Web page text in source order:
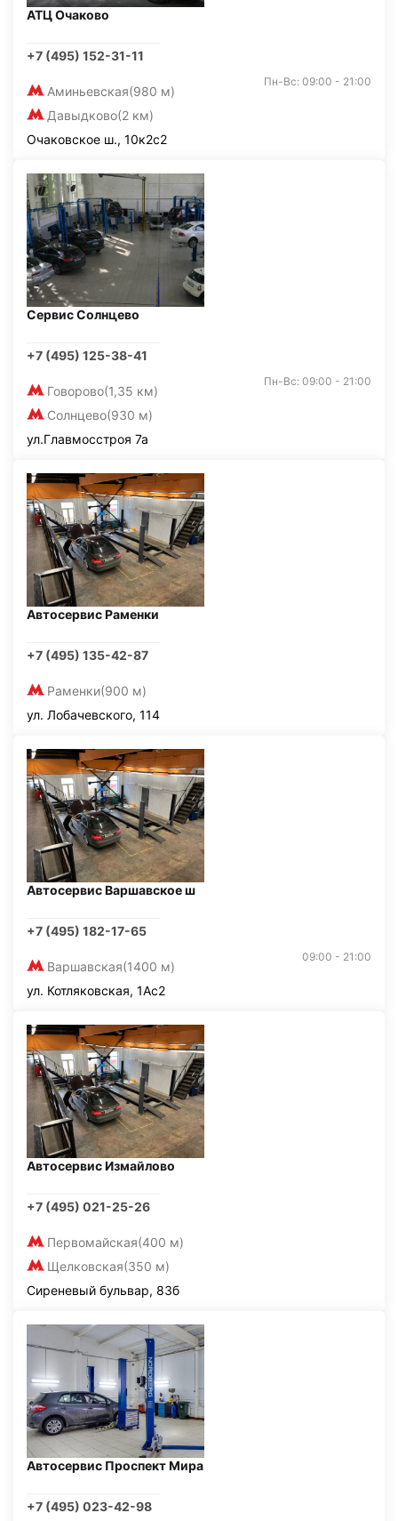
АТЦ Очаково
+7 (495) 152-31-11
Аминьевская(980 м)
Давыдково(2 км)
Пн-Вс: 09:00 - 21:00
Очаковское ш., 10к2с2
Сервис Солнцево
+7 (495) 125-38-41
Говорово(1,35 км)
Солнцево(930 м)
Пн-Вс: 09:00 - 21:00
ул.Главмосстроя 7а
Автосервис Раменки
+7 (495) 135-42-87
Раменки(900 м)
ул. Лобачевского, 114
Автосервис Варшавское ш
+7 (495) 182-17-65
Варшавская(1400 м)
09:00 - 21:00
ул. Котляковская, 1Ас2
Автосервис Измайлово
+7 (495) 021-25-26
Первомайская(400 м)
Щелковская(350 м)
Сиреневый бульвар, 83б
Автосервис Проспект Мира
+7 (495) 023-42-98